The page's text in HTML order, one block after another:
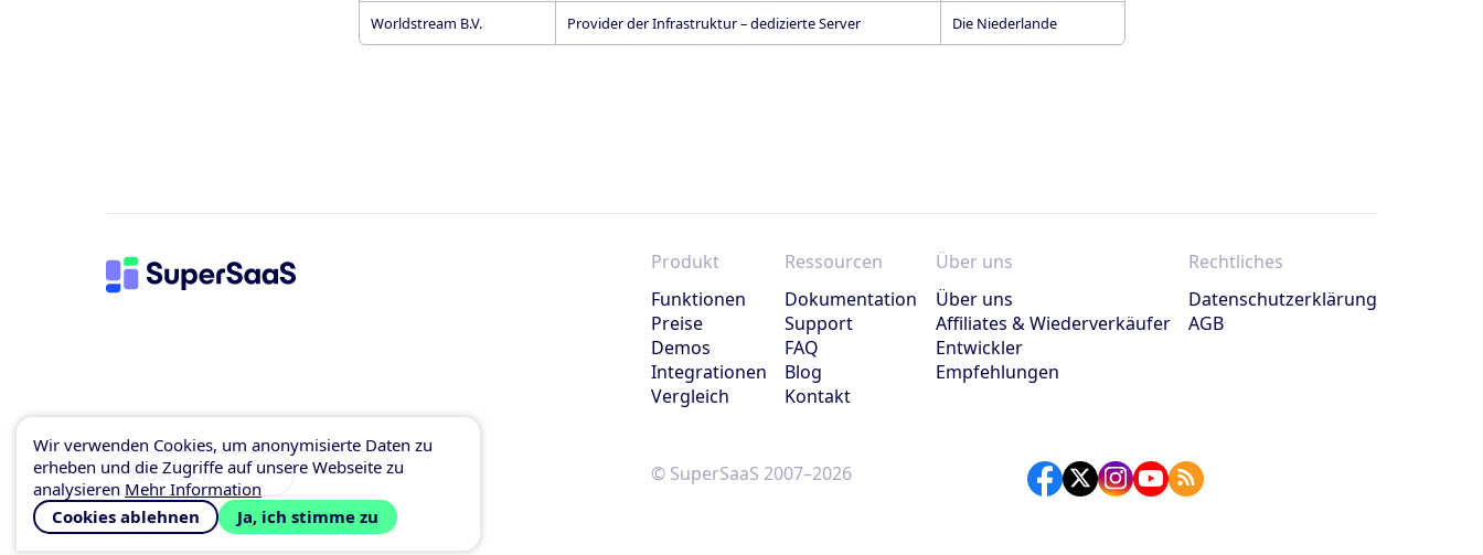
Worldstream B.V. Provider der Infrastruktur – dedizierte Server Die Niederlande
Wir verwenden Cookies, um anonymisierte Daten zu
erheben und die Zugriffe auf unsere Webseite zu
analysieren Mehr Information
Cookies ablehnen
Ja, ich stimme zu
Produkt
Funktionen
Preise
Demos
Integrationen
Vergleich
Ressourcen
Dokumentation
Support
FAQ
Blog
Kontakt
Über uns
Über uns
Affiliates & Wiederverkäufer
Entwickler
Empfehlungen
Rechtliches
Datenschutzerklärung
AGB
Deutsch © SuperSaaS 2007–2026